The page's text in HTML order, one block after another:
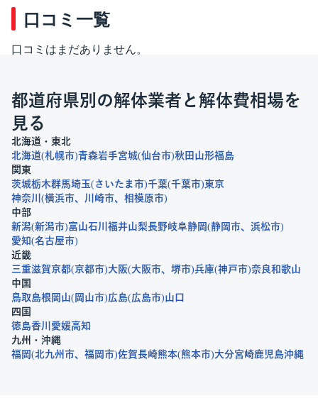
口コミ一覧
口コミはまだありません。
都道府県別の解体業者と解体費相場を
見る
北海道・東北
北海道 札幌市 青森岩手宮城 仙台市 秋田 山形福島
関東
茨城栃木群馬埼玉 さいたま市 千葉 千葉市 東京
神奈川
横浜市 川崎市
相模原市
中部
新潟 新潟市 富山石川 福井山梨長野岐阜静岡 静岡市
浜松市
愛知 名古屋市
近畿
三重滋賀京都 京都市 大阪 大阪市 堺市 兵庫 神戸市 奈良和歌山
中国
鳥取 島根 岡山 岡山市 広島 広島市 山口
四国
徳島香川 愛媛高知
九州・沖縄
福岡 北九州市 福岡市 佐賀長崎熊本 熊本市 大分宮崎鹿児島沖縄